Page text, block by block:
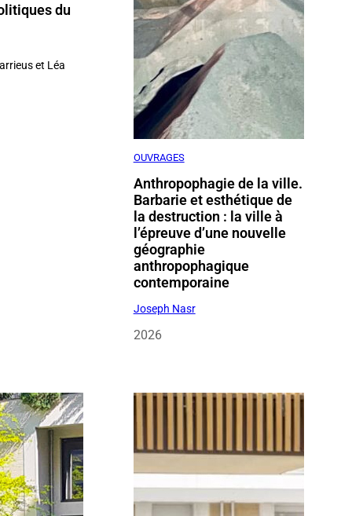
du
et Léa
OUVRAGES
Anthropophagie de la ville.
Barbarie et esthétique de
la destruction : la ville à
l’épreuve d’une nouvelle
géographie
anthropophagique
contemporaine
Joseph Nasr
2026